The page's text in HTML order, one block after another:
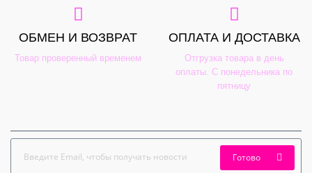
ОБМЕН И ВОЗВРАТ
Товар проверенный временем
ОПЛАТА И ДОСТАВКА
Отгрузка товара в день
оплаты. С понедельника по
пятницу
Готово